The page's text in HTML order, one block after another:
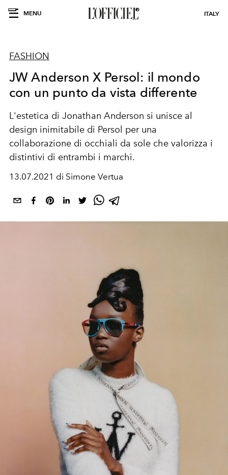
MENU ITALY
FASHION
JW Anderson X Persol: il mondo
con un punto da vista differente
L'estetica di Jonathan Anderson si unisce al
design inimitabile di Persol per una
collaborazione di occhiali da sole che valorizza i
distintivi di entrambi i marchi.
13.07.2021 di Simone Vertua